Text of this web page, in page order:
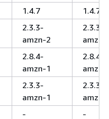
1.4.7
1.4.7
2.3.3-
amzn-2
2.3.3-
amzn-
2.8.4-
amzn-1
2.8.4-
amzn-
2.3.3-
amzn-1
2.3.3-
amzn-
-
-